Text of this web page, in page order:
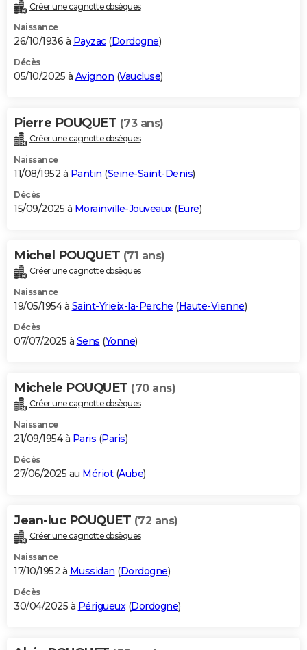
Créer une cagnotte obsèques
Naissance
26/10/1936 à Payzac(Dordogne)
Décès
05/10/2025 à Avignon (Vaucluse)
Pierre POUQUET (73 ans)
Créer une cagnotte obsèques
Naissance
11/08/1952 à Pantin (Seine-Saint-Denis)
Décès
15/09/2025 à Morainville-Jouveaux(Eure)
Michel POUQUET (71 ans)
Créer une cagnotte obsèques
Naissance
19/05/1954 à Saint-Yrieix-la-Perche (Haute-Vienne)
Décès
07/07/2025 à Sens (Yonne)
Michele POUQUET (70 ans)
Créer une cagnotte obsèques
Naissance
21/09/1954 à Paris (Paris)
Décès
27/06/2025 au Mériot(Aube)
Jean-luc POUQUET (72 ans)
Créer une cagnotte obsèques
Naissance
17/10/1952 à Mussidan (Dordogne)
Décès
30/04/2025 à Périgueux(Dordogne)